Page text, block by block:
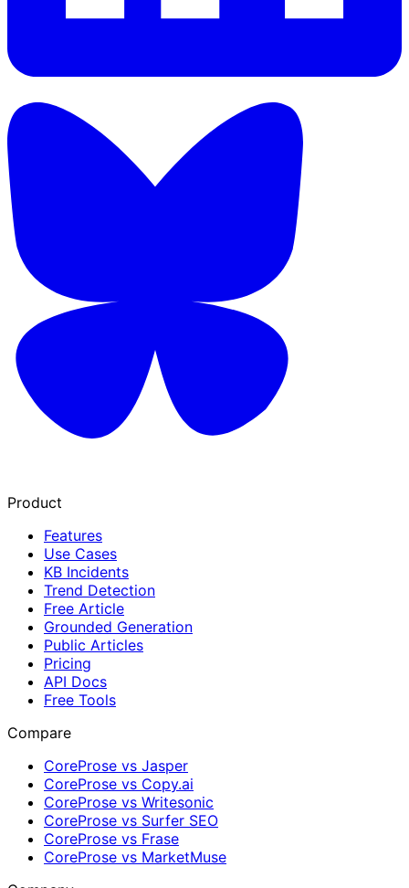
Product
Features
Use Cases
KB Incidents
Trend Detection
Free Article
Grounded Generation
Public Articles
Pricing
API Docs
Free Tools
Compare
CoreProse vs Jasper
CoreProse vs Copy.ai
CoreProse vs Writesonic
CoreProse vs Surfer SEO
CoreProse vs Frase
CoreProse vs MarketMuse